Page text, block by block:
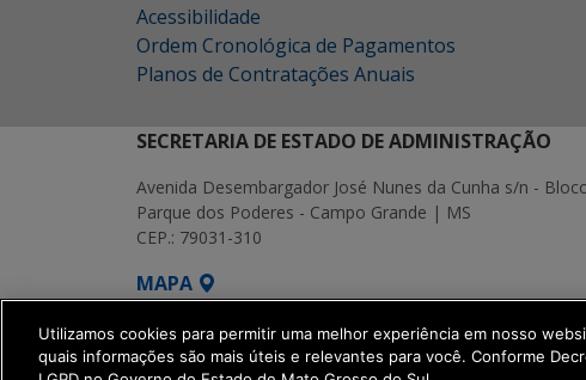
Acessibilidade
Ordem Cronológica de Pagamentos
Planos de Contratações Anuais
SECRETARIA DE ESTADO DE ADMINISTRAÇÃO
Avenida Desembargador José Nunes da Cunha s/n -
Parque dos Poderes - Campo Grande | MS
CEP.: 79031-310
MAPA
SETDIG | Secretaria-Executiva de
Utilizamos cookies para permitir uma melhor experiência em nosso
quais informações são mais úteis e relevantes para você. Conforme